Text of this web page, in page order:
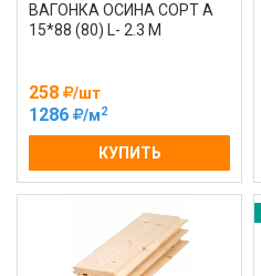
ВАГОНКА ОСИНА СОРТ А
15*88 (80) L- 2.3 М
258 /шт
1286 /м2
КУПИТЬ